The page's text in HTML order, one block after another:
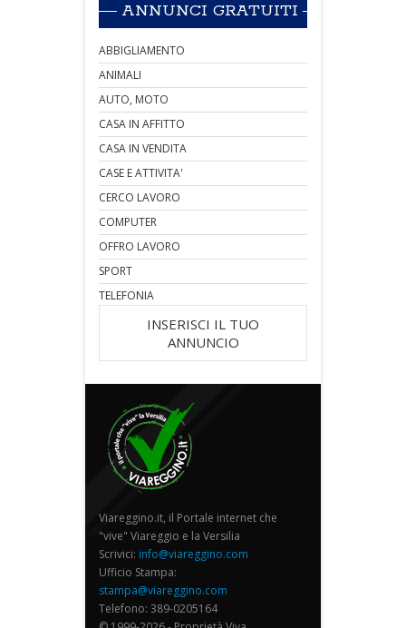
ANNUNCI GRATUITI
ABBIGLIAMENTO
ANIMALI
AUTO, MOTO
CASA IN AFFITTO
CASA IN VENDITA
CASE E ATTIVITA'
CERCO LAVORO
COMPUTER
OFFRO LAVORO
SPORT
TELEFONIA
INSERISCI IL TUO
ANNUNCIO
Viareggino.it, il Portale internet che
"vive" Viareggio e la Versilia
Scrivici: info@viareggino.com
Ufficio Stampa:
stampa@viareggino.com
Telefono: 389-0205164